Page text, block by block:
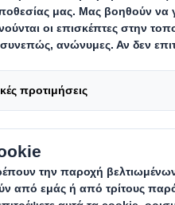
κύκλο και η
μοναδική θέση για
Πιστεύουμε ότι οι
και στην
κάθε πελάτη.
κόσμο και μέσω
την ευημερία